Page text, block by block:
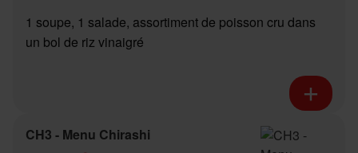
1 soupe, 1 salade, assortiment de poisson cru dans
un bol de riz vinaigré
CH3 - Menu Chirashi